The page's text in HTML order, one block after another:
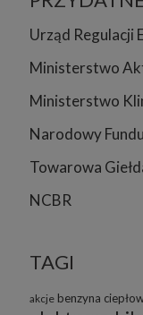
Urząd Regulacji
Ministerstwo
Ministerstwo
Narodowy
Towarowa
NCBR
TAGI
akcje benzyna